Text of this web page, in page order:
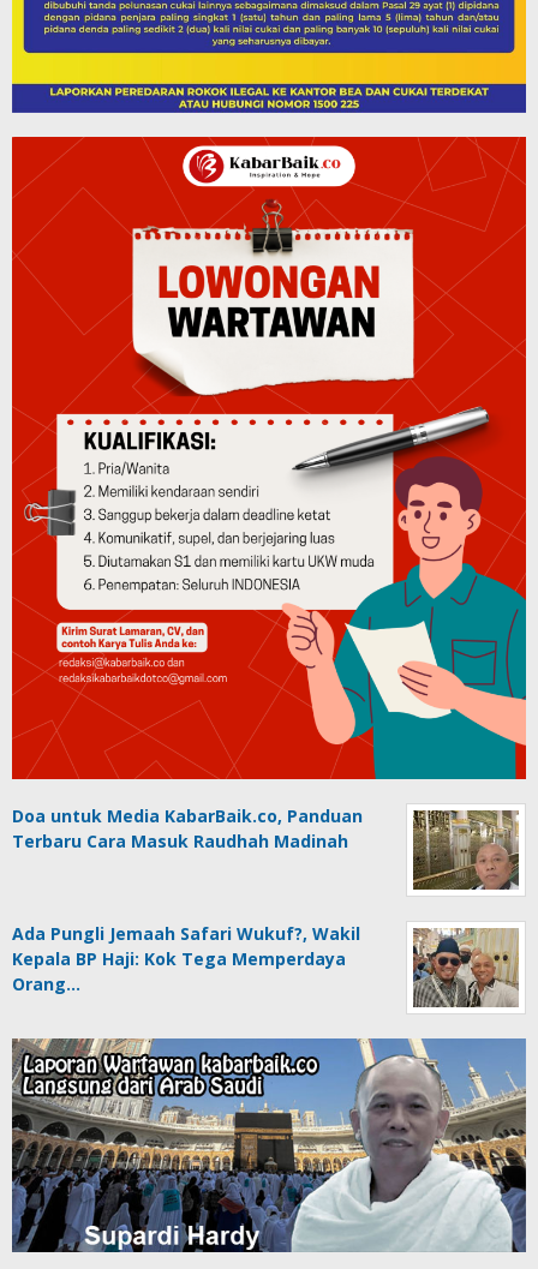
Doa untuk Media KabarBaik.co, Panduan
Terbaru Cara Masuk Raudhah Madinah
Ada Pungli Jemaah Safari Wukuf?, Wakil
Kepala BP Haji: Kok Tega Memperdaya
Orang…